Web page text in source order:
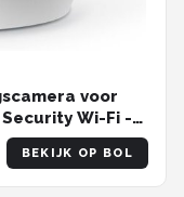
voor
Wi-Fi -
BEKIJK OP BOL